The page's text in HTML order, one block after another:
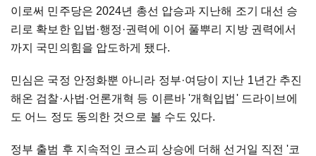
이로써 민주당은 2024년 총선 압승과 지난해 조기 대선 승
리로 확보한 입법·행정·권력에 이어 풀뿌리 지방 권력에서
까지 국민의힘을 압도하게 됐다.
민심은 국정 안정화뿐 아니라 정부·여당이 지난 1년간 추진
해온 검찰·사법·언론개혁 등 이른바 '개혁입법' 드라이브에
도 어느 정도 동의한 것으로 볼 수도 있다.
정부 출범 후 지속적인 코스피 상승에 더해 선거일 직전 '코